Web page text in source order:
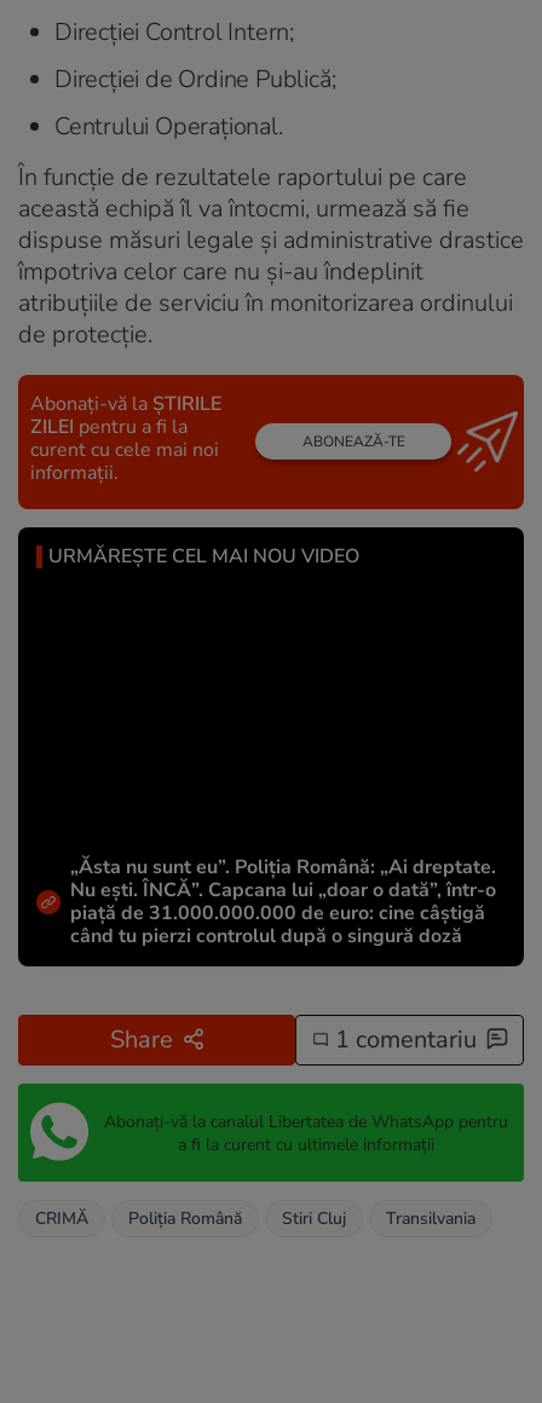
Direcției Control Intern;
Direcției de Ordine Publică;
Centrului Operațional.
În funcție de rezultatele raportului pe care
această echipă îl va întocmi, urmează să fie
dispuse măsuri legale și administrative drastice
împotriva celor care nu și-au îndeplinit
atribuțiile de serviciu în monitorizarea ordinului
de protecție.
Abonați-vă la ȘTIRILE
ZILEI pentru a fi la
curent cu cele mai noi
informații.
ABONEAZĂ-TE
URMĂREȘTE CEL MAI NOU VIDEO
„Ăsta nu sunt eu”. Poliția Română: „Ai dreptate.
Nu ești. ÎNCĂ”. Capcana lui „doar o dată”, într-o
piață de 31.000.000.000 de euro: cine câștigă
când tu pierzi controlul după o singură doză
Share 1 comentariu
Abonați-vă la canalul Libertatea de WhatsApp pentru
a fi la curent cu ultimele informații
CRIMĂ Poliția Română Stiri Cluj Transilvania